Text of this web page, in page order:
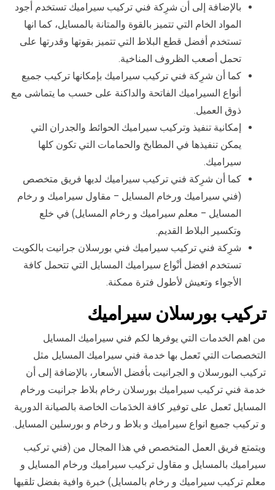
بالإضافة إلى أن شرِكة فني تركيب سيراميك تستخدم أجود
المواد الخام التي تتميز بالقوة والمتانة بالمسايل، كما انها
تستخدم أفضل قطع البلاط التي تتميز بقوتها وقدرتها على
تحمل أصعب الظروف المناخية.
كما أن شرِكة فني تركيب سيراميك بإمكانها تركيب جميع
أنواع السيراميك الفاتحة والداكنة على حسب ما يتماشى مع
ذوق العميل.
إمكانية تنفيذ وتركيب سيراميك الحوائط والجدران التي
يمكن تنفيذها في المطابخ والحمامات التي تكون كلها
سيراميك.
كما أن شرِكة فني تركيب سيراميك لديها فريق متخصص
(فني سيراميك ورخام المسايل – مقاول سيراميك و رخام
المسايل – معلم سيراميك و رخام المسايل) في خلع
وتكسير البلاط القديم.
شرِكة فني تركيب سيراميك فني بورسلان جرانيت بالكويت
تستخدم افضل أنْواع سيراميك المسايل التي تتحمل كافة
الأجواء وتعيش لأطول فترة ممكنة.
تركيب بورسلان سيراميك
من اهم الخدمات التي يوفرها لكم فني سيراميك المسايل
التخصصات التي تَعمل بها خدمة فني سيراميك المسايل مثل
تركيب البورسلان و الجرانيت بأفضل الأسعار، بالإضافة إلى أن
خدمة فني تركيب سيراميك بورسلان رخام بلاط جرانيت ورخام
المسايل تَعمل على توفير كافة الخدَمات الخاصة بالصيانة الدورية
و تركيب جميع انواع سيراميك و بلاط و رخام و بورسلين المسايل.
ويتمتع فريق العمل المتخصص في هذا المجال من (فني تركيب
سيراميك بالمسايل و مقاول تركيب سيراميك ورخام المسايل و
معلم تركيب سيراميك و رخام بالمسايل) خبرة وافية بفضل تلقيها